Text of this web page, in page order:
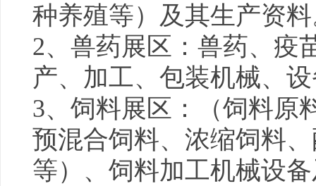
种养殖等）及其生产资
2、兽药展区：兽药、疫
产、加工、包装机械、
3、饲料展区：（饲料原
预混合饲料、浓缩饲料
等）、饲料加工机械设